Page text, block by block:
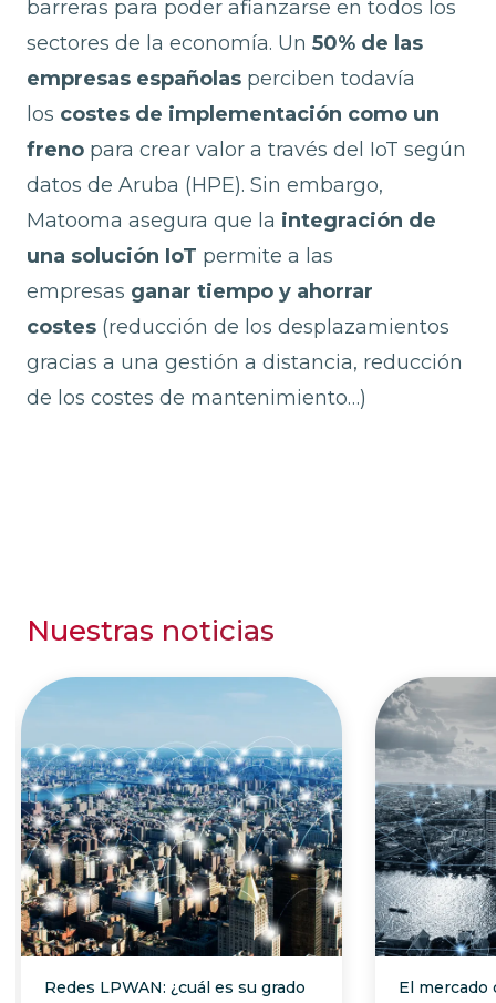
barreras para poder afianzarse en todos los
sectores de la economía. Un 50% de las
empresas españolas perciben todavía
los costes de implementación como un
freno para crear valor a través del IoT según
datos de Aruba (HPE). Sin embargo,
Matooma asegura que la integración de
una solución IoT permite a las
empresas ganar tiempo y ahorrar
costes (reducción de los desplazamientos
gracias a una gestión a distancia, reducción
de los costes de mantenimiento…)
Nuestras noticias
Redes LPWAN: ¿cuál es su grado
El mercado